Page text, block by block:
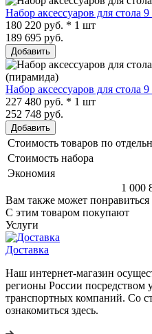
Набор аксессуаров для
180 220 руб. * 1 шт
189 695 руб.
Добавить
Набор аксессуаров для
227 480 руб. * 1 шт
252 748 руб.
Добавить
Стоимость товаров по
Стоимость набора
Экономия
1 000
Вам также может понравиться
С этим товаром покупают
Услуги
Доставка
Наш интернет-магазин
регионы России посредством
транспортных компаний. Со
ознакомиться здесь.